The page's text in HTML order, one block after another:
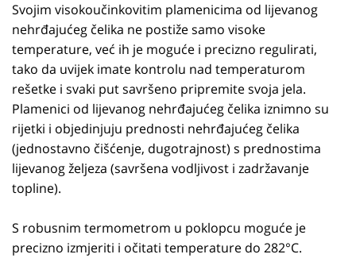
Svojim visokoučinkovitim plamenicima od lijevanog
nehrđajućeg čelika ne postiže samo visoke
temperature, već ih je moguće i precizno regulirati,
tako da uvijek imate kontrolu nad temperaturom
rešetke i svaki put savršeno pripremite svoja jela.
Plamenici od lijevanog nehrđajućeg čelika iznimno su
rijetki i objedinjuju prednosti nehrđajućeg čelika
(jednostavno čišćenje, dugotrajnost) s prednostima
lijevanog željeza (savršena vodljivost i zadržavanje
topline).
S robusnim termometrom u poklopcu moguće je
precizno izmjeriti i očitati temperature do 282°C.